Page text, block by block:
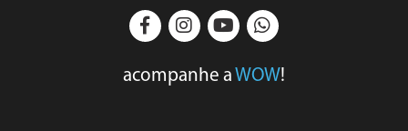
acompanhe a WOW!